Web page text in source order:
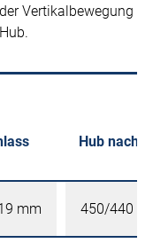
Vertikalbewegung
Hub nach
mm 450/440